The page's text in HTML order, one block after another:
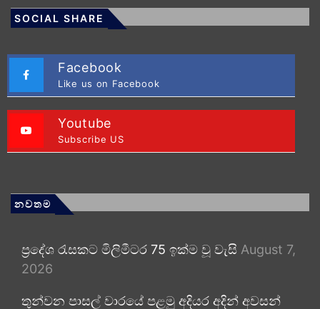
SOCIAL SHARE
Facebook
Like us on Facebook
Youtube
Subscribe US
නවතම
ප්‍රදේශ රැසකට මිලිමීටර 75 ඉක්ම වූ වැසි August 7,
2026
තුන්වන පාසල් වාරයේ පළමු අදියර අදින් අවසන්